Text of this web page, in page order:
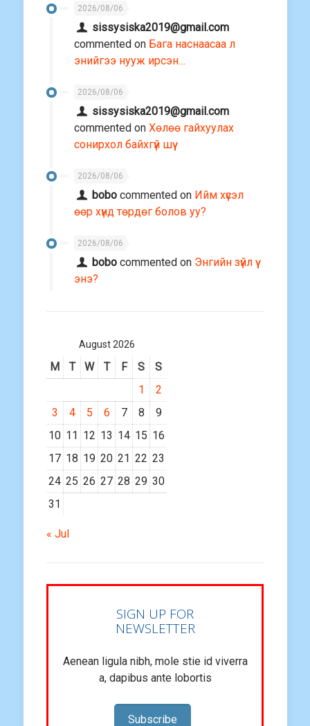
2026/08/06
sissysiska2019@gmail.com
commented on Бага наснаасаа л
энийгээ нууж ирсэн…
2026/08/06
sissysiska2019@gmail.com
commented on Хөлөө гайхуулах
сонирхол байхгүй шүү
2026/08/06
bobo commented on Ийм хүсэл
өөр хүнд төрдөг болов уу?
2026/08/06
bobo commented on Энгийн зүйл үү
энэ?
August 2026
M T W T F S
S
1
2
3
4 5 6 7 8
9
10 11 12 13 14 15 16
17 18 19 20 21 22 23
24 25 26 27 28 29 30
31
« Jul
SIGN UP FOR
NEWSLETTER
Aenean ligula nibh, mole stie id viverra
a, dapibus ante lobortis
Subscribe